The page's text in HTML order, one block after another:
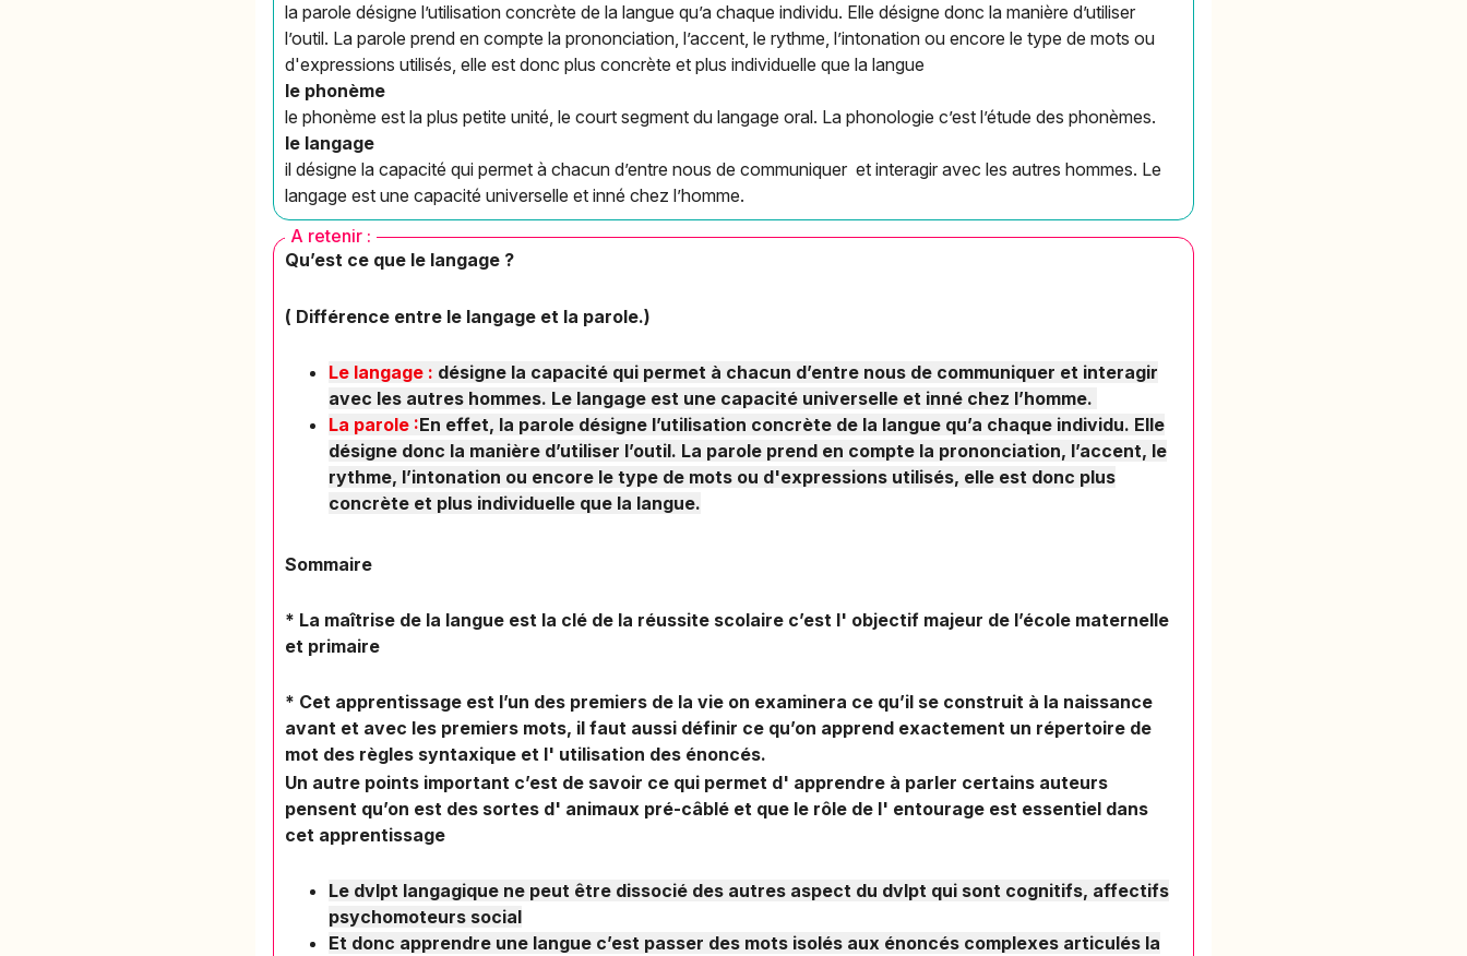
la parole désigne l’utilisation concrète de la langue qu’a chaque individu. Elle désigne donc la manière d’utiliser
l’outil. La parole prend en compte la prononciation, l’accent, le rythme, l’intonation ou encore le type de mots ou
d'expressions utilisés, elle est donc plus concrète et plus individuelle que la langue
le phonème
le phonème est la plus petite unité, le court segment du langage oral. La phonologie c’est l’étude des phonèmes.
le langage
il désigne la capacité qui permet à chacun d’entre nous de communiquer et interagir avec les autres hommes. Le
langage est une capacité universelle et inné chez l’homme.
A retenir :
Qu’est ce que le langage ?
( Différence entre le langage et la parole.)
Le langage : désigne la capacité qui permet à chacun d’entre nous de communiquer et interagir
avec les autres hommes. Le langage est une capacité universelle et inné chez l’homme.
La parole :En effet, la parole désigne l’utilisation concrète de la langue qu’a chaque individu. Elle
désigne donc la manière d’utiliser l’outil. La parole prend en compte la prononciation, l’accent, le
rythme, l’intonation ou encore le type de mots ou d'expressions utilisés, elle est donc plus
concrète et plus individuelle que la langue.
Sommaire
* La maîtrise de la langue est la clé de la réussite scolaire c’est l' objectif majeur de l’école maternelle
et primaire
* Cet apprentissage est l’un des premiers de la vie on examinera ce qu’il se construit à la naissance
avant et avec les premiers mots, il faut aussi définir ce qu’on apprend exactement un répertoire de
mot des règles syntaxique et l' utilisation des énoncés.
Un autre points important c’est de savoir ce qui permet d' apprendre à parler certains auteurs
pensent qu’on est des sortes d' animaux pré-câblé et que le rôle de l' entourage est essentiel dans
cet apprentissage
Le dvlpt langagique ne peut être dissocié des autres aspect du dvlpt qui sont cognitifs, affectifs
psychomoteurs social
Et donc apprendre une langue c’est passer des mots isolés aux énoncés complexes articulés la